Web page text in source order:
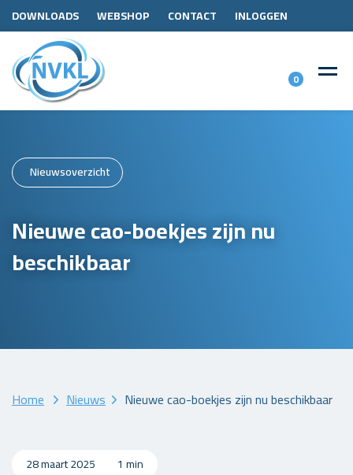
DOWNLOADS WEBSHOP CONTACT INLOGGEN
0
Nieuwsoverzicht
Nieuwe cao-boekjes zijn nu
beschikbaar
Home Nieuws Nieuwe cao-boekjes zijn nu beschikbaar
28 maart 2025 1 min